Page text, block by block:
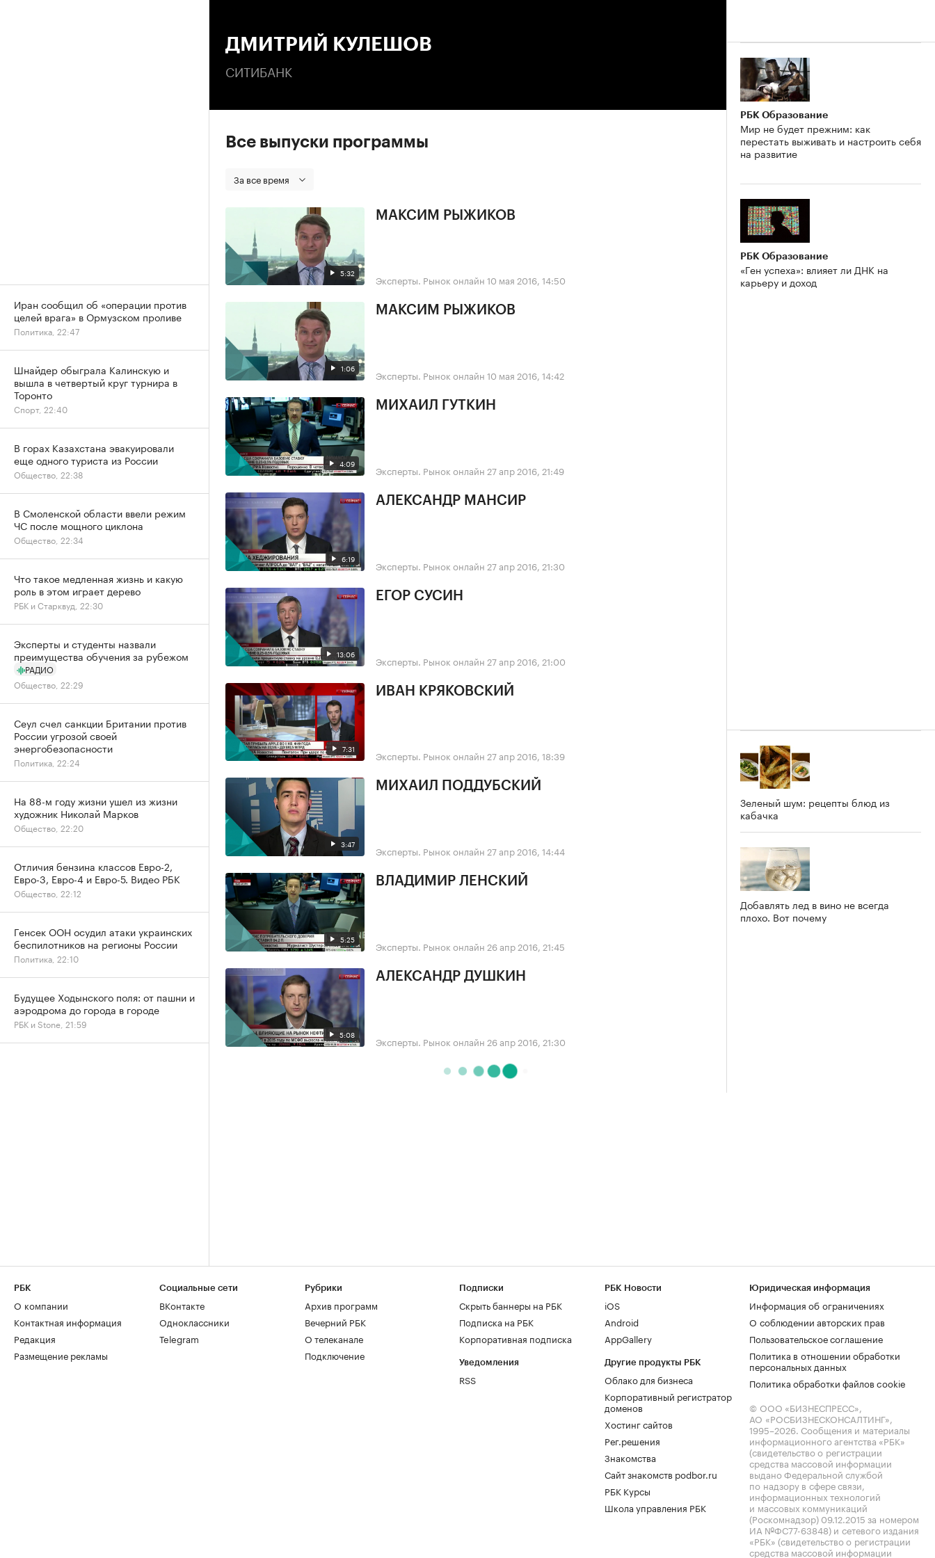
ДМИТРИЙ КУЛЕШОВ
СИТИБАНК
Все выпуски программы
За все время
5:32
МАКСИМ РЫЖИКОВ
Эксперты. Рынок онлайн 10 мая 2016, 14:50
1:06
МАКСИМ РЫЖИКОВ
Эксперты. Рынок онлайн 10 мая 2016, 14:42
4:09
МИХАИЛ ГУТКИН
Эксперты. Рынок онлайн 27 апр 2016, 21:49
6:19
АЛЕКСАНДР МАНСИР
Эксперты. Рынок онлайн 27 апр 2016, 21:30
13:06
ЕГОР СУСИН
Эксперты. Рынок онлайн 27 апр 2016, 21:00
7:31
ИВАН КРЯКОВСКИЙ
Эксперты. Рынок онлайн 27 апр 2016, 18:39
3:47
МИХАИЛ ПОДДУБСКИЙ
Эксперты. Рынок онлайн 27 апр 2016, 14:44
5:25
ВЛАДИМИР ЛЕНСКИЙ
Эксперты. Рынок онлайн 26 апр 2016, 21:45
5:08
АЛЕКСАНДР ДУШКИН
Эксперты. Рынок онлайн 26 апр 2016, 21:30
РБК Образование
Мир не будет прежним: как
перестать выживать и настроить себя
на развитие
РБК Образование
«Ген успеха»: влияет ли ДНК на
карьеру и доход
Зеленый шум: рецепты блюд из
кабачка
Добавлять лед в вино не всегда
плохо. Вот почему
Иран сообщил об «операции против
целей врага» в Ормузском проливе
Политика, 22:47
Шнайдер обыграла Калинскую и
вышла в четвертый круг турнира в
Торонто
Спорт, 22:40
В горах Казахстана эвакуировали
еще одного туриста из России
Общество, 22:38
В Смоленской области ввели режим
ЧС после мощного циклона
Общество, 22:34
Что такое медленная жизнь и какую
роль в этом играет дерево
РБК и Старквуд, 22:30
Эксперты и студенты назвали
преимущества обучения за рубежом
РАДИО
Общество, 22:29
Сеул счел санкции Британии против
России угрозой своей
энергобезопасности
Политика, 22:24
На 88-м году жизни ушел из жизни
художник Николай Марков
Общество, 22:20
Отличия бензина классов Евро-2,
Евро-3, Евро-4 и Евро-5. Видео РБК
Общество, 22:12
Генсек ООН осудил атаки украинских
беспилотников на регионы России
Политика, 22:10
Будущее Ходынского поля: от пашни и
аэродрома до города в городе
РБК и Stone, 21:59
РБК
О компании
Контактная информация
Редакция
Размещение рекламы
Социальные сети
ВКонтакте
Одноклассники
Telegram
Рубрики
Архив программ
Вечерний РБК
О телеканале
Подключение
Подписки
Скрыть баннеры на РБК
Подписка на РБК
Корпоративная подписка
Уведомления
RSS
РБК Новости
iOS
Android
AppGallery
Другие продукты РБК
Облако для бизнеса
Корпоративный регистратор
доменов
Хостинг сайтов
Рег.решения
Знакомства
Сайт знакомств podbor.ru
РБК Курсы
Школа управления РБК
Юридическая информация
Информация об ограничениях
О соблюдении авторских прав
Пользовательское соглашение
Политика в отношении обработки
персональных данных
Политика обработки файлов cookie
© ООО «БИЗНЕСПРЕСС»,
АО «РОСБИЗНЕСКОНСАЛТИНГ»,
1995–2026. Сообщения и материалы
информационного агентства «РБК»
(свидетельство о регистрации
средства массовой информации
выдано Федеральной службой
по надзору в сфере связи,
информационных технологий
и массовых коммуникаций
(Роскомнадзор) 09.12.2015 за номером
ИА №ФС77-63848) и сетевого издания
«РБК» (свидетельство о регистрации
средства массовой информации